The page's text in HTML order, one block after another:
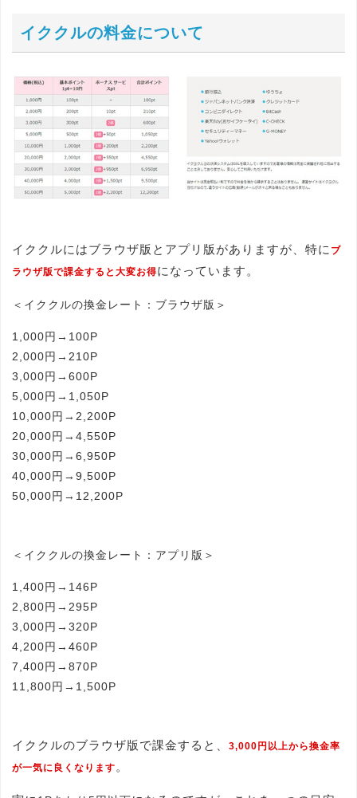
イククルの料金について
イククルにはブラウザ版とアプリ版がありますが、特に ブ
ラウザ版で課金すると大変お得になっています。
＜イククルの換金レート：ブラウザ版＞
1,000円→100P
2,000円→210P
3,000円→600P
5,000円→1,050P
10,000円→2,200P
20,000円→4,550P
30,000円→6,950P
40,000円→9,500P
50,000円→12,200P
＜イククルの換金レート：アプリ版＞
1,400円→146P
2,800円→295P
3,000円→320P
4,200円→460P
7,400円→870P
11,800円→1,500P
イククルのブラウザ版で課金すると、
3,000円以上から換金率
が一気に良くなります 。